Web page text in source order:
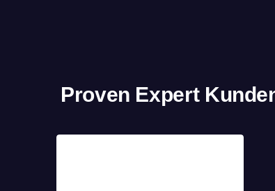
Proven Expert